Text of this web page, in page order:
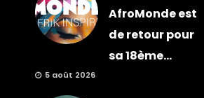
AfroMonde est
de retour pour
sa 18ème...
5 août 2026